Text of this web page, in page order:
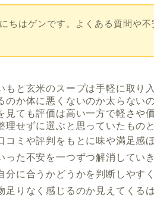
ちはゲンです。よくある質問や
もと玄米のスープは手軽に取り
のか体に悪くないのか太らない
見ても評価は高い一方で軽さや
理せずに選ぶと思っていたもの
コミや評判をもとに味や満足感
った不安を一つずつ解消してい
分に合うかどうかを判断しやす
足りなく感じるのか見えてくるは